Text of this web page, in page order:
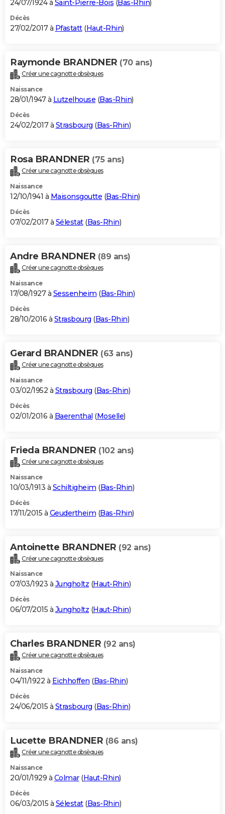
24/07/1924 à Saint-Pierre-Bois (Bas-Rhin)
Décès
27/02/2017 à Pfastatt(Haut-Rhin)
Raymonde BRANDNER (70 ans)
Créer une cagnotte obsèques
Naissance
28/01/1947 à Lutzelhouse (Bas-Rhin)
Décès
24/02/2017 à Strasbourg (Bas-Rhin)
Rosa BRANDNER (75 ans)
Créer une cagnotte obsèques
Naissance
12/10/1941 à Maisonsgoutte (Bas-Rhin)
Décès
07/02/2017 à Sélestat(Bas-Rhin)
Andre BRANDNER (89 ans)
Créer une cagnotte obsèques
Naissance
17/08/1927 à Sessenheim (Bas-Rhin)
Décès
28/10/2016 à Strasbourg (Bas-Rhin)
Gerard BRANDNER (63 ans)
Créer une cagnotte obsèques
Naissance
03/02/1952 à Strasbourg (Bas-Rhin)
Décès
02/01/2016 à Baerenthal (Moselle)
Frieda BRANDNER (102 ans)
Créer une cagnotte obsèques
Naissance
10/03/1913 à Schiltigheim (Bas-Rhin)
Décès
17/11/2015 à Geudertheim (Bas-Rhin)
Antoinette BRANDNER (92 ans)
Créer une cagnotte obsèques
Naissance
07/03/1923 à Jungholtz (Haut-Rhin)
Décès
06/07/2015 à Jungholtz (Haut-Rhin)
Charles BRANDNER (92 ans)
Créer une cagnotte obsèques
Naissance
04/11/1922 à Eichhoffen (Bas-Rhin)
Décès
24/06/2015 à Strasbourg (Bas-Rhin)
Lucette BRANDNER (86 ans)
Créer une cagnotte obsèques
Naissance
20/01/1929 à Colmar(Haut-Rhin)
Décès
06/03/2015 à Sélestat(Bas-Rhin)